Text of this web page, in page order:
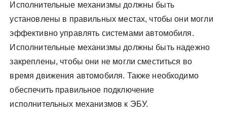
Исполнительные механизмы должны быть
установлены в правильных местах, чтобы они могли
эффективно управлять системами автомобиля.
Исполнительные механизмы должны быть надежно
закреплены, чтобы они не могли сместиться во
время движения автомобиля. Также необходимо
обеспечить правильное подключение
исполнительных механизмов к ЭБУ.